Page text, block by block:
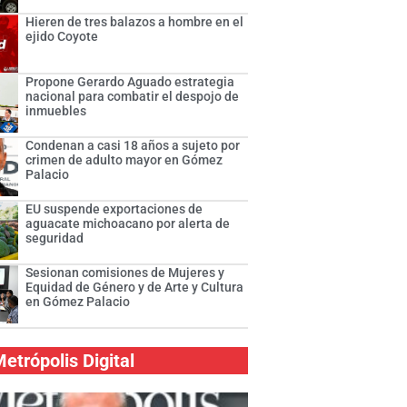
Hieren de tres balazos a hombre en el
ejido Coyote
Propone Gerardo Aguado estrategia
nacional para combatir el despojo de
inmuebles
Condenan a casi 18 años a sujeto por
crimen de adulto mayor en Gómez
Palacio
EU suspende exportaciones de
aguacate michoacano por alerta de
seguridad
Sesionan comisiones de Mujeres y
Equidad de Género y de Arte y Cultura
en Gómez Palacio
Digital